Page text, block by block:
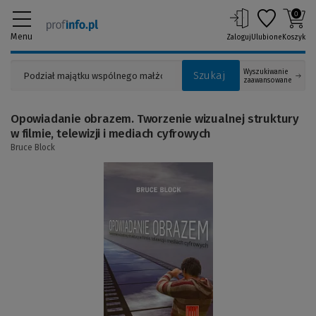
Menu
Szukaj
Wyszukiwanie
zaawansowane
ZalogujUlubione
0
Koszyk
Opowiadanie obrazem. Tworzenie wizualnej struktury
w filmie, telewizji i mediach cyfrowych
Bruce Block